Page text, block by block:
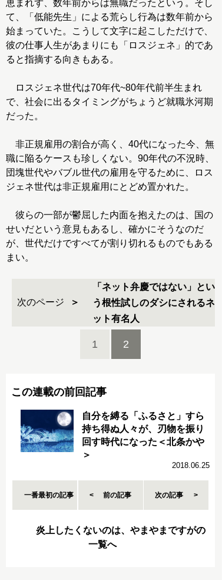
恵まれず、数年前からは無職だったという。そし
て、「低能先生」による荒らし行為は数年前から
始まっていた。こうして文字に起こしただけで、
彼の仕事人生があまりにも「ロスジェネ」的であ
ると指摘する向きもある。
ロスジェネ世代は70年代~80年代前半生まれ
で、社会に出るタイミングがちょうど就職氷河期
だった。
非正規雇用の割合が高く、40代になった今、無
職に陥るケースも珍しくない。90年代の不況時、
団塊世代やバブル世代の雇用を守るために、ロス
ジェネ世代は非正規雇用にとどめ置かれた。
彼らの一部が鬱屈した内面を抱えたのは、国の
せいだという意見もあるし、確かにそうなのだ
が、世代だけですべてが割り切れるものでもある
まい。
次のページ
「ネット弁慶ではない」とい
う根性試しのダシにされるネ
ット有名人
1 2
この連載の前回記事
自分を縛る「ふるさと」すら
持ち得ぬ人々が、刃物を振り
回す時代になった＜北条かや
＞
2018.06.25
一番最初の記事 前の記事 次の記事
炎上したくないのは、やまやまですがの
一覧へ